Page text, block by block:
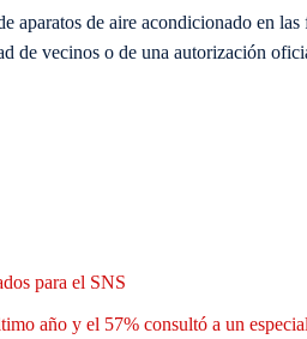
de aire acondicionado en las
de vecinos o de una autorización
para el SNS
año y el 57% consultó a un